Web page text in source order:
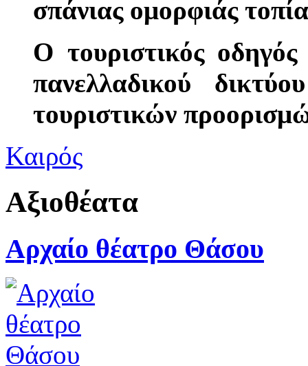
σπάνιας ομορφιάς
Ο τουριστικός
πανελλαδικού
τουριστικών
Καιρός
Αξιοθέατα
Αρχαίο θέατρο Θάσου